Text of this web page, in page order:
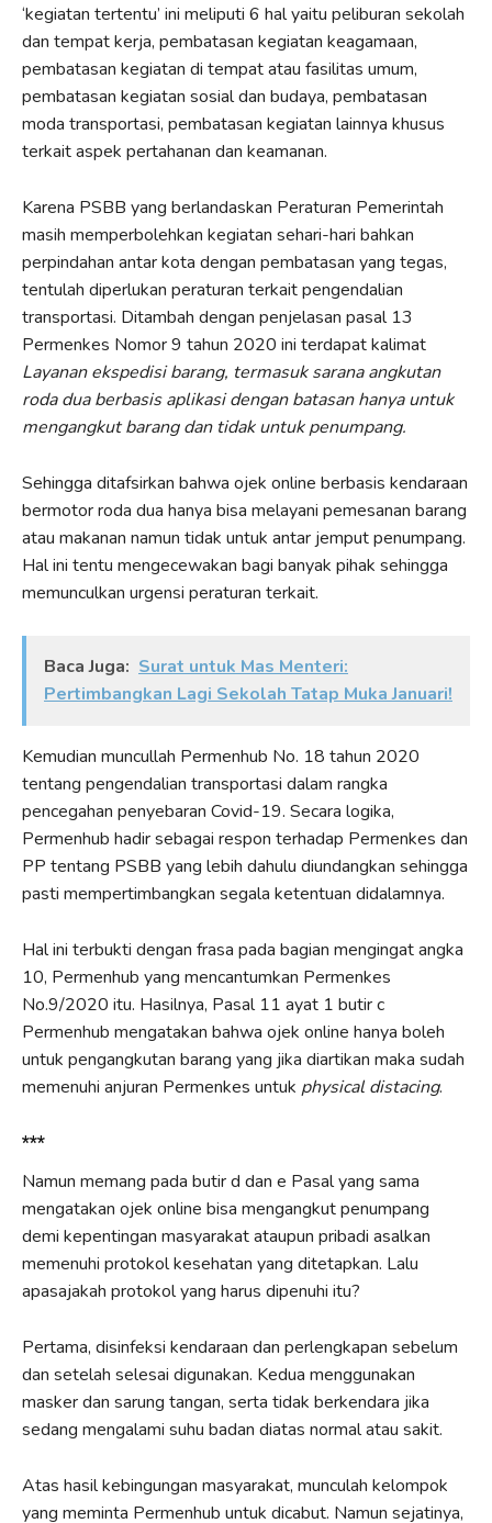
‘kegiatan tertentu’ ini meliputi 6 hal yaitu peliburan sekolah
dan tempat kerja, pembatasan kegiatan keagamaan,
pembatasan kegiatan di tempat atau fasilitas umum,
pembatasan kegiatan sosial dan budaya, pembatasan
moda transportasi, pembatasan kegiatan lainnya khusus
terkait aspek pertahanan dan keamanan.
Karena PSBB yang berlandaskan Peraturan Pemerintah
masih memperbolehkan kegiatan sehari-hari bahkan
perpindahan antar kota dengan pembatasan yang tegas,
tentulah diperlukan peraturan terkait pengendalian
transportasi. Ditambah dengan penjelasan pasal 13
Permenkes Nomor 9 tahun 2020 ini terdapat kalimat
Layanan ekspedisi barang, termasuk sarana angkutan
roda dua berbasis aplikasi dengan batasan hanya untuk
mengangkut barang dan tidak untuk penumpang.
Sehingga ditafsirkan bahwa ojek online berbasis kendaraan
bermotor roda dua hanya bisa melayani pemesanan barang
atau makanan namun tidak untuk antar jemput penumpang.
Hal ini tentu mengecewakan bagi banyak pihak sehingga
memunculkan urgensi peraturan terkait.
Baca Juga: Surat untuk Mas Menteri:
Pertimbangkan Lagi Sekolah Tatap Muka Januari!
Kemudian muncullah Permenhub No. 18 tahun 2020
tentang pengendalian transportasi dalam rangka
pencegahan penyebaran Covid-19. Secara logika,
Permenhub hadir sebagai respon terhadap Permenkes dan
PP tentang PSBB yang lebih dahulu diundangkan sehingga
pasti mempertimbangkan segala ketentuan didalamnya.
Hal ini terbukti dengan frasa pada bagian mengingat angka
10, Permenhub yang mencantumkan Permenkes
No.9/2020 itu. Hasilnya, Pasal 11 ayat 1 butir c
Permenhub mengatakan bahwa ojek online hanya boleh
untuk pengangkutan barang yang jika diartikan maka sudah
memenuhi anjuran Permenkes untuk physical distacing.
***
Namun memang pada butir d dan e Pasal yang sama
mengatakan ojek online bisa mengangkut penumpang
demi kepentingan masyarakat ataupun pribadi asalkan
memenuhi protokol kesehatan yang ditetapkan. Lalu
apasajakah protokol yang harus dipenuhi itu?
Pertama, disinfeksi kendaraan dan perlengkapan sebelum
dan setelah selesai digunakan. Kedua menggunakan
masker dan sarung tangan, serta tidak berkendara jika
sedang mengalami suhu badan diatas normal atau sakit.
Atas hasil kebingungan masyarakat, munculah kelompok
yang meminta Permenhub untuk dicabut. Namun sejatinya,